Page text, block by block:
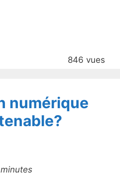
846 vues
numérique
minutes